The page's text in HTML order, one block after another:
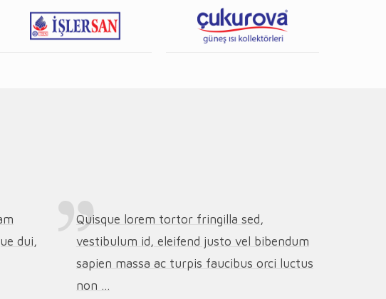
dui,
Quisque lorem tortor fringilla sed,
vestibulum id, eleifend justo vel bibendum
sapien massa ac turpis faucibus orci luctus
non ...